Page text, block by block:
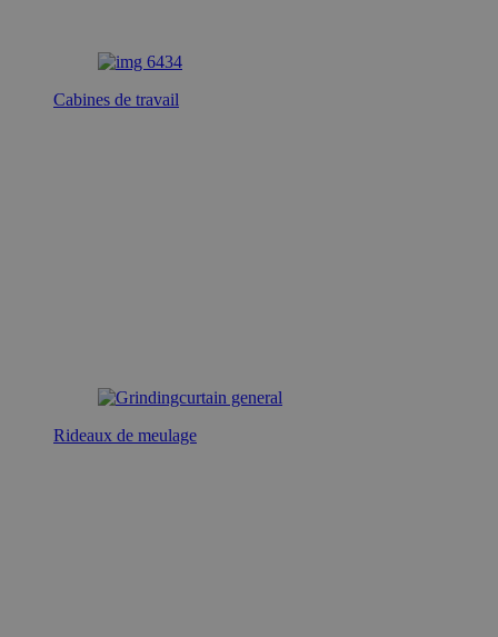
Cabines de travail
Rideaux de meulage